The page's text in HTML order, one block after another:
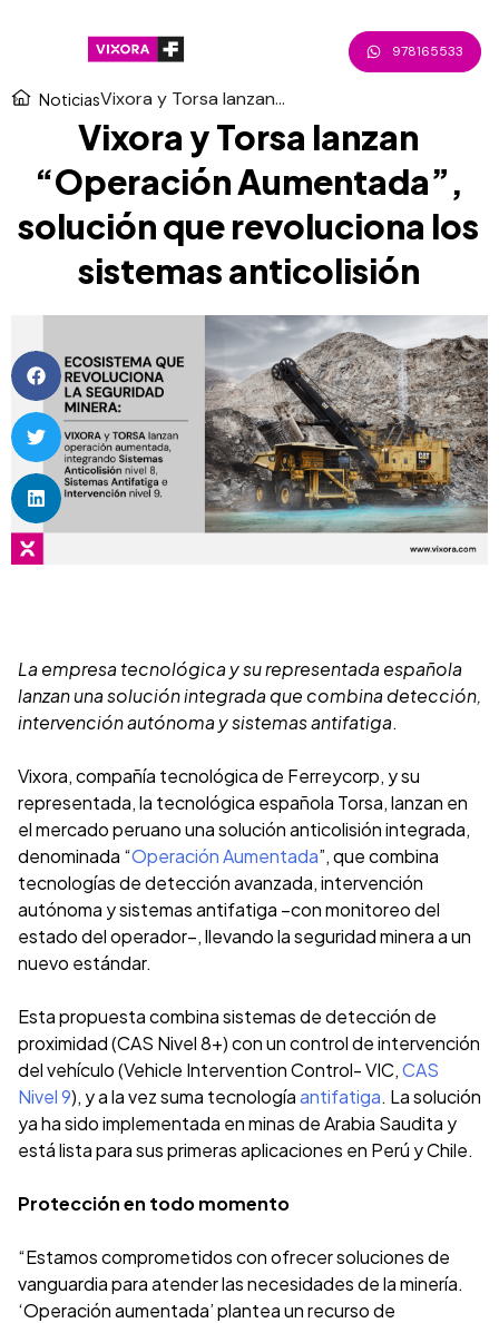
978165533
NoticiasVixora y Torsa lanzan...
Vixora y Torsa lanzan
“Operación Aumentada”,
solución que revoluciona los
sistemas anticolisión
La empresa tecnológica y su representada española
lanzan una solución integrada que combina detección,
intervención autónoma y sistemas antifatiga.
Vixora, compañía tecnológica de Ferreycorp, y su
representada, la tecnológica española Torsa, lanzan en
el mercado peruano una solución anticolisión integrada,
denominada “Operación Aumentada”, que combina
tecnologías de detección avanzada, intervención
autónoma y sistemas antifatiga –con monitoreo del
estado del operador–, llevando la seguridad minera a un
nuevo estándar.
Esta propuesta combina sistemas de detección de
proximidad (CAS Nivel 8+) con un control de intervención
del vehículo (Vehicle Intervention Control- VIC,CAS
Nivel 9), y a la vez suma tecnologíaantifatiga. La solución
ya ha sido implementada en minas de Arabia Saudita y
está lista para sus primeras aplicaciones en Perú y Chile.
Protección en todo momento
“Estamos comprometidos con ofrecer soluciones de
vanguardia para atender las necesidades de la minería.
‘Operación aumentada’ plantea un recurso de